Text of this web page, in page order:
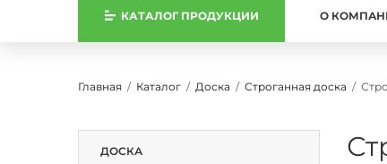
КАТАЛОГ ПРОДУКЦИИ О
Главная Каталог Доска Строганная доска
ДОСКА